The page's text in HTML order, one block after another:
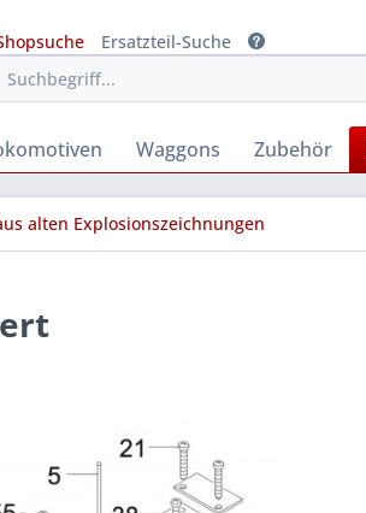
Ersatzteil-Suche
Waggons Zubehör
alten Explosionszeichnungen